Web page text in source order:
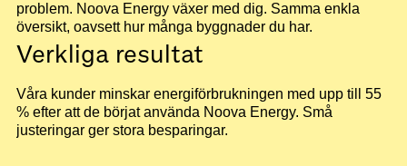
problem. Noova Energy växer med dig. Samma enkla
översikt, oavsett hur många byggnader du har.
Verkliga resultat
Våra kunder minskar energiförbrukningen med upp till 55
% efter att de börjat använda Noova Energy. Små
justeringar ger stora besparingar.